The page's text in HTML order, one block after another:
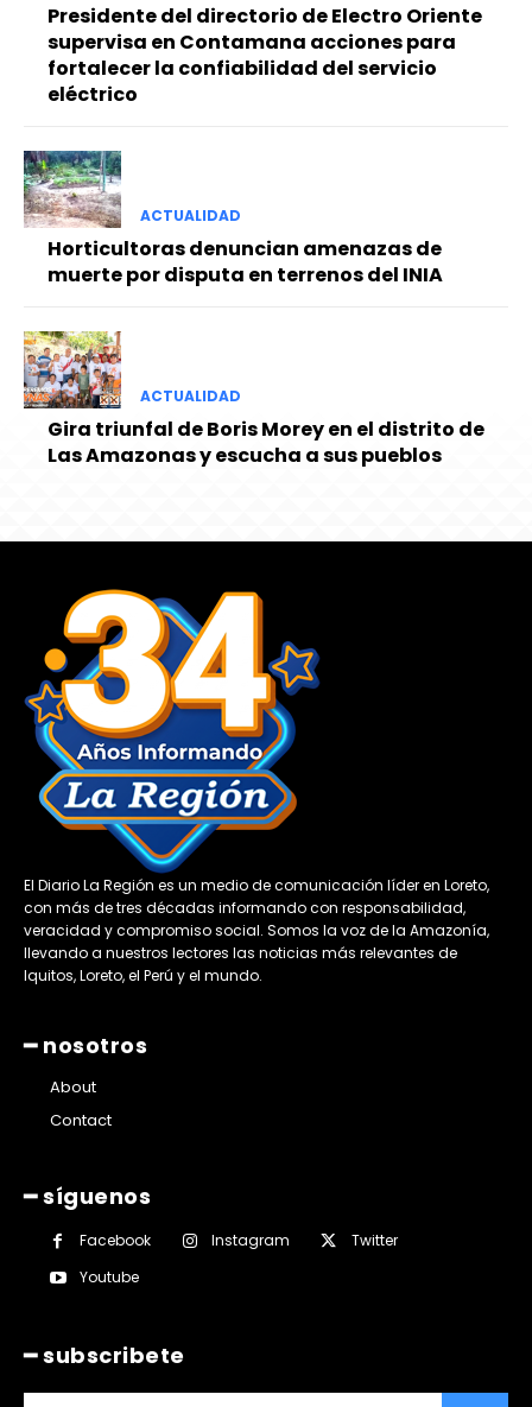
Presidente del directorio de Electro Oriente
supervisa en Contamana acciones para
fortalecer la confiabilidad del servicio
eléctrico
ACTUALIDAD
Horticultoras denuncian amenazas de
muerte por disputa en terrenos del INIA
ACTUALIDAD
Gira triunfal de Boris Morey en el distrito de
Las Amazonas y escucha a sus pueblos
El Diario La Región es un medio de comunicación líder en Loreto,
con más de tres décadas informando con responsabilidad,
veracidad y compromiso social. Somos la voz de la Amazonía,
llevando a nuestros lectores las noticias más relevantes de
Iquitos, Loreto, el Perú y el mundo.
━ nosotros
About
Contact
━ síguenos
Facebook Instagram
Twitter
Youtube
━ subscribete